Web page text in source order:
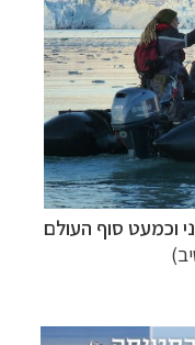
וכמעט סוף העולם
לחצו לקבלת כל